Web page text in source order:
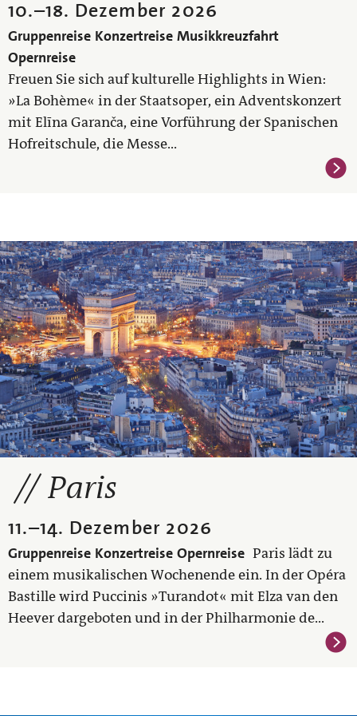
10.–18. Dezember 2026
Gruppenreise Konzertreise Musikkreuzfahrt
Opernreise
Freuen Sie sich auf kulturelle Highlights in Wien:
»La Bohème« in der Staatsoper, ein Adventskonzert
mit Elīna Garanča, eine Vorführung der Spanischen
Hofreitschule, die Messe...
Paris
11.–14. Dezember 2026
Gruppenreise Konzertreise Opernreise Paris lädt zu
einem musikalischen Wochenende ein. In der Opéra
Bastille wird Puccinis »Turandot« mit Elza van den
Heever dargeboten und in der Philharmonie de...